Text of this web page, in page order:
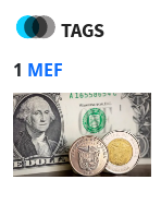
TAGS
1 MEF